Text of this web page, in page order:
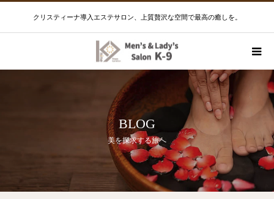
クリスティーナ導入エステサロン、上質贅沢な空間で最高の癒しを。
BLOG
美を探求する旅へ